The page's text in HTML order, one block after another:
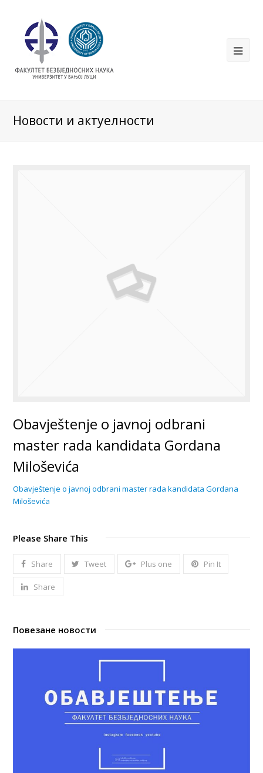
Новости и актуелности
Obavještenje o javnoj odbrani
master rada kandidata Gordana
Miloševića
Obavještenje o javnoj odbrani master rada kandidata Gordana
Miloševića
Please Share This
Share Tweet Plus one Pin It
Share
Повезане новости